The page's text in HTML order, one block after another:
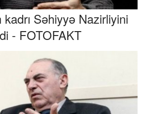
kadrı Səhiyyə Nazirliyini
- FOTOFAKT